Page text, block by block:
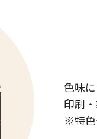
色味
印刷
※特色